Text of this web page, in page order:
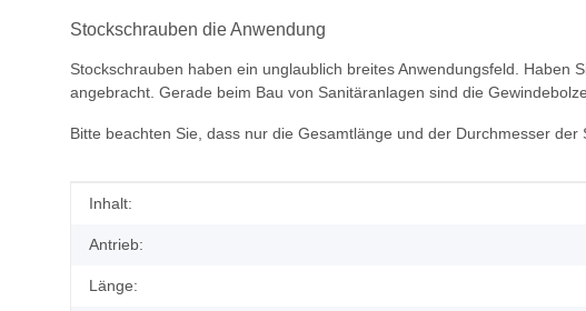
Stockschrauben die Anwendung
Stockschrauben haben ein unglaublich breites Anwendungsfeld. Haben
angebracht. Gerade beim Bau von Sanitäranlagen sind die
Bitte beachten Sie, dass nur die Gesamtlänge und der Durchmesser
Produkteigenschaft
Wert
Inhalt:
Antrieb:
Länge: